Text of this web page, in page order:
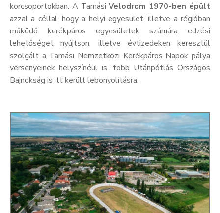
korcsoportokban. A TamásiVelodrom 1970-ben épült
azzal a céllal, hogy a helyi egyesület, illetve a régióban
működő kerékpáros egyesületek számára edzési
lehetőséget nyújtson, illetve évtizedeken keresztül
szolgált a Tamási Nemzetközi Kerékpáros Napok pálya
versenyeinek helyszínéül is, több Utánpótlás Országos
Bajnokság is itt került lebonyolításra.